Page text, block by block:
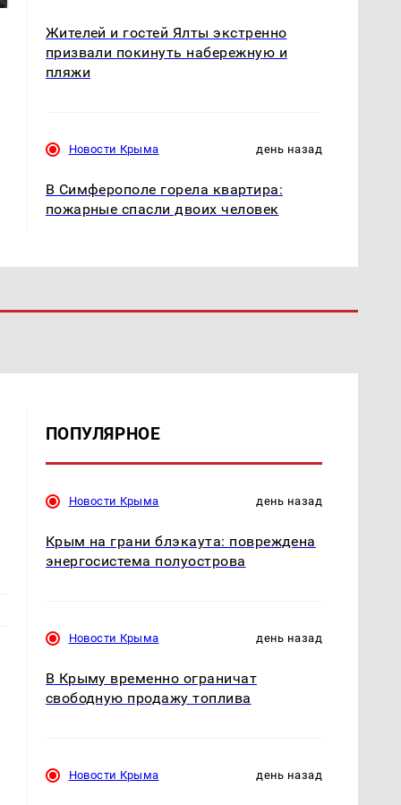
Жителей и гостей Ялты экстренно
призвали покинуть набережную и
пляжи
Новости Крыма день назад
В Симферополе горела квартира:
пожарные спасли двоих человек
ПОПУЛЯРНОЕ
Новости Крыма день назад
Крым на грани блэкаута: повреждена
энергосистема полуострова
Новости Крыма день назад
В Крыму временно ограничат
свободную продажу топлива
Новости Крыма день назад